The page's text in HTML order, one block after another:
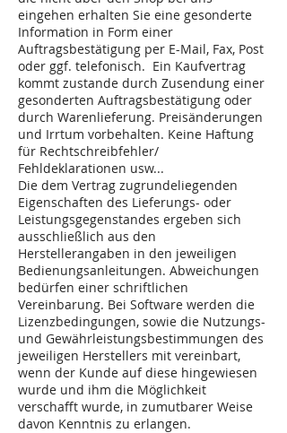
eingehen erhalten Sie eine gesonderte
Information in Form einer
Auftragsbestätigung per E-Mail, Fax, Post
oder ggf. telefonisch. Ein Kaufvertrag
kommt zustande durch Zusendung einer
gesonderten Auftragsbestätigung oder
durch Warenlieferung. Preisänderungen
und Irrtum vorbehalten. Keine Haftung
für Rechtschreibfehler/
Fehldeklarationen usw...
Die dem Vertrag zugrundeliegenden
Eigenschaften des Lieferungs- oder
Leistungsgegenstandes ergeben sich
ausschließlich aus den
Herstellerangaben in den jeweiligen
Bedienungsanleitungen. Abweichungen
bedürfen einer schriftlichen
Vereinbarung. Bei Software werden die
Lizenzbedingungen, sowie die Nutzungs-
und Gewährleistungsbestimmungen des
jeweiligen Herstellers mit vereinbart,
wenn der Kunde auf diese hingewiesen
wurde und ihm die Möglichkeit
verschafft wurde, in zumutbarer Weise
davon Kenntnis zu erlangen.